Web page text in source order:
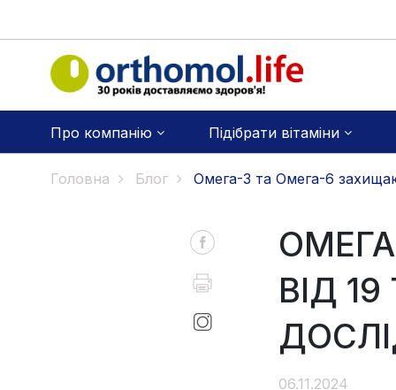
Про компанію Підібрати вітаміни
Головна Блог Омега-3 та Омега-6
ВІД
06.11.2024